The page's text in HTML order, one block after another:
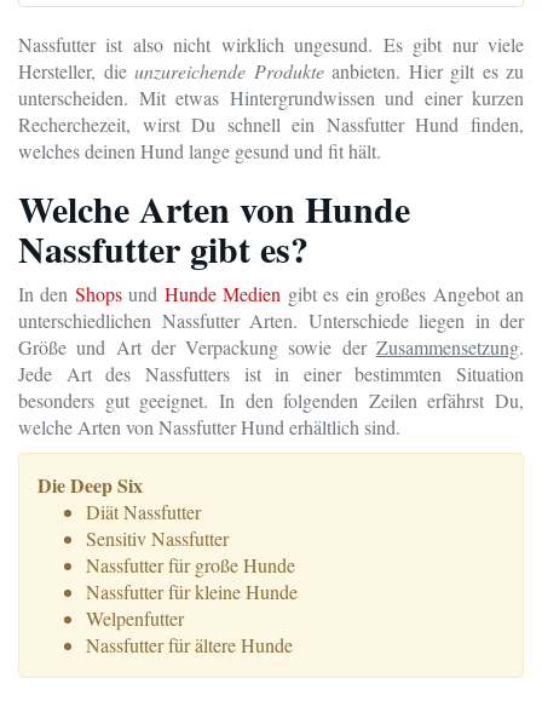
Nassfutter ist also nicht wirklich ungesund. Es gibt nur viele
Hersteller, die unzureichende Produkteanbieten. Hier gilt es zu
unterscheiden. Mit etwas Hintergrundwissen und einer kurzen
Recherchezeit, wirst Du schnell ein Nassfutter Hund finden,
welches deinen Hund lange gesund und fit hält.
Welche Arten von Hunde
Nassfutter gibt es?
In den Shopsund Hunde Medien gibt es ein großes Angebot an
unterschiedlichen Nassfutter Arten. Unterschiede liegen in der
Größe und Art der Verpackung sowie der Zusammensetzung.
Jede Art des Nassfutters ist in einer bestimmten Situation
besonders gut geeignet. In den folgenden Zeilen erfährst Du,
welche Arten von Nassfutter Hund erhältlich sind.
Die Deep Six
Diät Nassfutter
Sensitiv Nassfutter
Nassfutter für große Hunde
Nassfutter für kleine Hunde
Welpenfutter
Nassfutter für ältere Hunde